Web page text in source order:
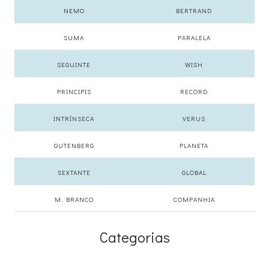
NEMO BERTRAND
SUMA PARALELA
SEGUINTE WISH
PRINCIPIS RECORD
INTRÍNSECA VERUS
GUTENBERG PLANETA
SEXTANTE GLOBAL
M. BRANCO COMPANHIA
Categorias